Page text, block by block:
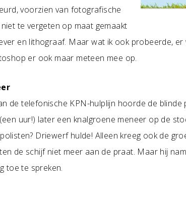
voorzien van fotografische
te vergeten op maat gemaakt
en lithograaf. Maar wat ik ook probeerde, er
er ook maar meteen mee op.
de telefonische KPN-hulplijn hoorde de
uur!) later een knalgroene meneer op de
Driewerf hulde! Alleen kreeg ook de
de schijf niet meer aan de praat. Maar hij
toe te spreken.